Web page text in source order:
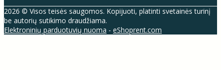
2026 © Visos teisės saugomos. Kopijuoti, platinti svetainės turinį
be autorių sutikimo draudžiama.
Elektroninių parduotuvių nuoma - eShoprent.com